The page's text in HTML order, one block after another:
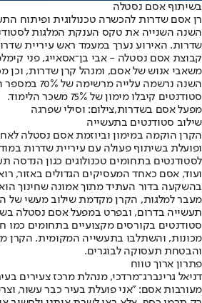
בשיתוף אסם נסטלה
רן אסם שדרות להכשרה טכנולוגית ופיתוח
השנה השנייה את טקס הענקת המלגות
שדרות. האירוע נערך במעמד ראש עיריית
קבוצת אסם נסטלה - אבי בן־אסאייג, פני
משאבי אנוש של אסם, ומנהל קרן שדרות, וכן
סטודנטים קיבלו מימון של 75% משכר הלימוד.
מפעל אסם בשדרות,צילום: וסילי שפרגה
שילוב סטודנטים בתעשייה
ופועלת בשיתוף פעולה עם עיריית שדרות
לסטודנטים בתחומים טכנולוגים כגון הנדסה
ועוד, אסם כאחד המעסיקים הגדולים באזור,
בהשקעה בדור העתיד מתוך אמונה שחינוך
מעבר למלגות, הקרן מקדמת שילוב מעשי של
סטודנטים בקורסים מקצועיים בתחומים כמו
מכונות, והשתלבו בתעשייה המקומית. הקרן
והבטחת תעסוקה לבוגרים.
פתרון ארוך טווח
דניאל גרינברג־מרדכי, מנהלת מרכז צעירים
מעורבות אסם: "אני פועלת בעיר כבר עשור,